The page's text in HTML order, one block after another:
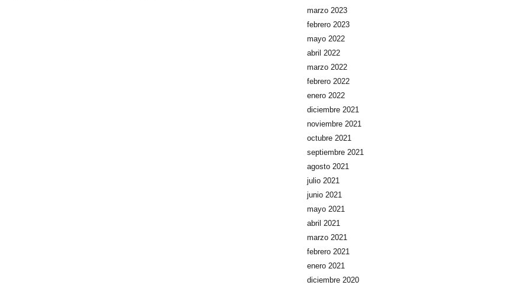
marzo 2023
febrero 2023
mayo 2022
abril 2022
marzo 2022
febrero 2022
enero 2022
diciembre 2021
noviembre 2021
octubre 2021
septiembre 2021
agosto 2021
julio 2021
junio 2021
mayo 2021
abril 2021
marzo 2021
febrero 2021
enero 2021
diciembre 2020